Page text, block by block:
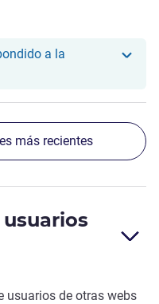
a la
más recientes
usuarios de otras webs